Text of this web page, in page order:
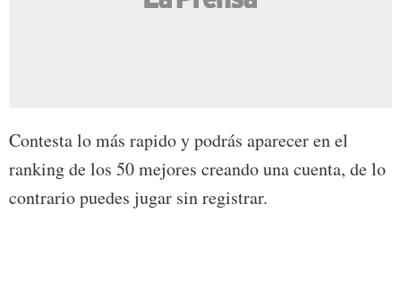
Contesta lo más rapido y podrás aparecer en el
ranking de los 50 mejores creando una cuenta, de lo
contrario puedes jugar sin registrar.